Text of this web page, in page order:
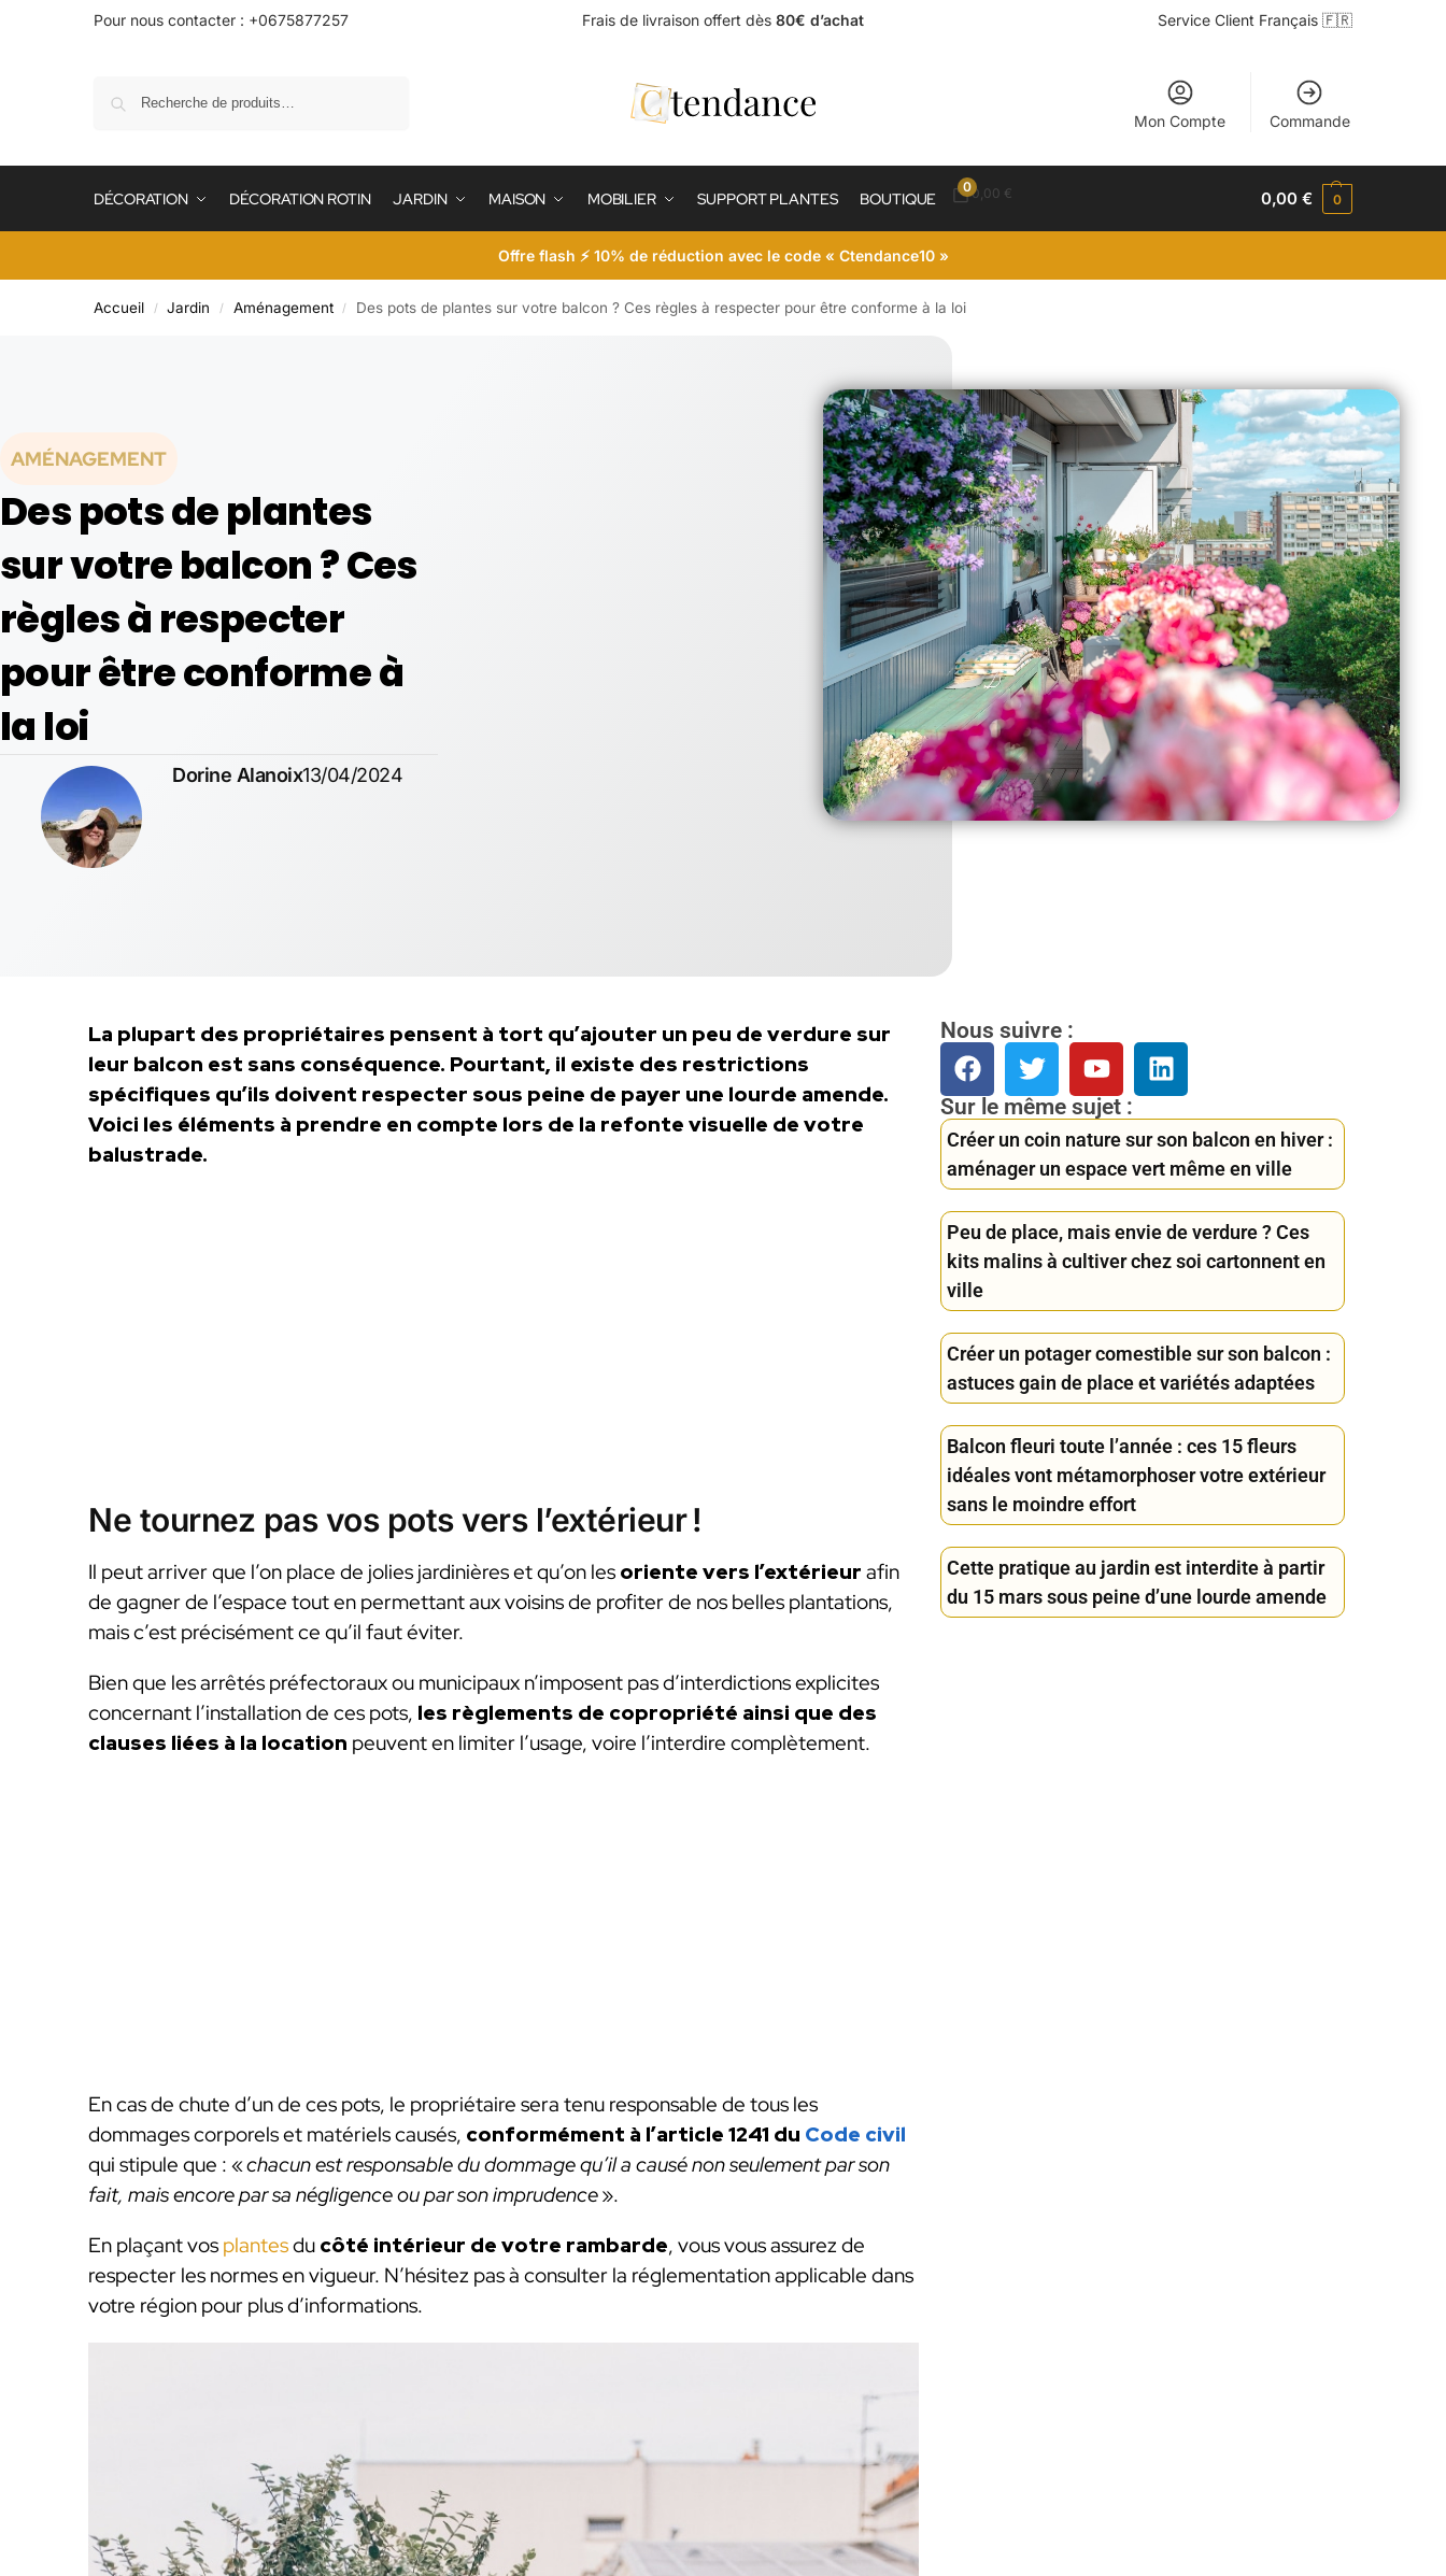
Pour nous contacter : +0675877257 Frais de livraison offert dès 80€ d’achat Service Client Français 🇫🇷
Mon Compte Commande
DÉCORATION DÉCORATION ROTIN JARDIN MAISON MOBILIER SUPPORT PLANTES BOUTIQUE
00,00 € 0,00€ 0
Offre flash ⚡ 10% de réduction avec le code « Ctendance10 »
Accueil / Jardin / Aménagement / Des pots de plantes sur votre balcon ? Ces règles à respecter pour être conforme à la loi
AMÉNAGEMENT
Des pots de plantes
sur votre balcon ? Ces
règles à respecter
pour être conforme à
la loi
Dorine Alanoix13/04/2024
La plupart des propriétaires pensent à tort qu’ajouter un peu de verdure sur
leur balcon est sans conséquence. Pourtant, il existe des restrictions
spécifiques qu’ils doivent respecter sous peine de payer une lourde amende.
Voici les éléments à prendre en compte lors de la refonte visuelle de votre
balustrade.
Ne tournez pas vos pots vers l’extérieur !
Il peut arriver que l’on place de jolies jardinières et qu’on les oriente vers l’extérieur afin
de gagner de l’espace tout en permettant aux voisins de profiter de nos belles plantations,
mais c’est précisément ce qu’il faut éviter.
Bien que les arrêtés préfectoraux ou municipaux n’imposent pas d’interdictions explicites
concernant l’installation de ces pots, les règlements de copropriété ainsi que des
clauses liées à la location peuvent en limiter l’usage, voire l’interdire complètement.
En cas de chute d’un de ces pots, le propriétaire sera tenu responsable de tous les
dommages corporels et matériels causés, conformément à l’article 1241 du Code civil
qui stipule que : «chacun est responsable du dommage qu’il a causé non seulement par son
fait, mais encore par sa négligence ou par son imprudence».
En plaçant vos plantesdu côté intérieur de votre rambarde, vous vous assurez de
respecter les normes en vigueur. N’hésitez pas à consulter la réglementation applicable dans
votre région pour plus d’informations.
Nous suivre :
Sur le même sujet :
Créer un coin nature sur son balcon en hiver :
aménager un espace vert même en ville
Peu de place, mais envie de verdure ? Ces
kits malins à cultiver chez soi cartonnent en
ville
Créer un potager comestible sur son balcon :
astuces gain de place et variétés adaptées
Balcon fleuri toute l’année : ces 15 fleurs
idéales vont métamorphoser votre extérieur
sans le moindre effort
Cette pratique au jardin est interdite à partir
du 15 mars sous peine d’une lourde amende